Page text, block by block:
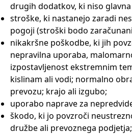
drugih dodatkov, ki niso
stroške, ki nastanejo zaradi
pogoji (stroški bodo
nikakršne poškodbe, ki jih
nepravilna uporaba,
izpostavljenost ekstremnim
kislinam ali vodi; normalno
prevozu; krajo ali izgubo;
uporabo naprave za
škodo, ki jo povzroči
družbe ali prevoznega podjetja;